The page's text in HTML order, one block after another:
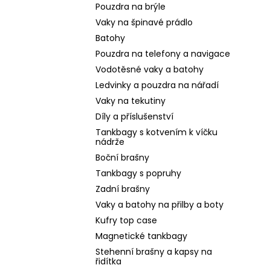
Pouzdra na brýle
Vaky na špinavé prádlo
Batohy
Pouzdra na telefony a navigace
Vodotěsné vaky a batohy
Ledvinky a pouzdra na nářadí
Vaky na tekutiny
Díly a příslušenství
Tankbagy s kotvením k víčku
nádrže
Boční brašny
Tankbagy s popruhy
Zadní brašny
Vaky a batohy na přilby a boty
Kufry top case
Magnetické tankbagy
Stehenní brašny a kapsy na
řidítka